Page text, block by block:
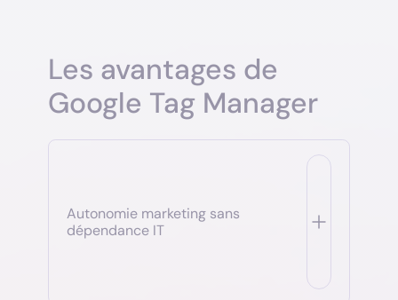
Les avantages de
Google Tag Manager
Autonomie marketing sans
dépendance IT